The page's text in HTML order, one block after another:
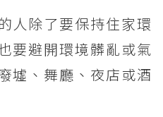
人除了要保持住家環
要避開環境髒亂或氣
墟、舞廳、夜店或酒